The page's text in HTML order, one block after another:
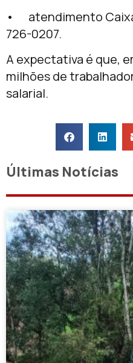
• atendimento
726-0207.
A expectativa é que,
milhões de
salarial.
Últimas Notícias